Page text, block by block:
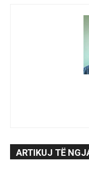
ARTIKUJ TË